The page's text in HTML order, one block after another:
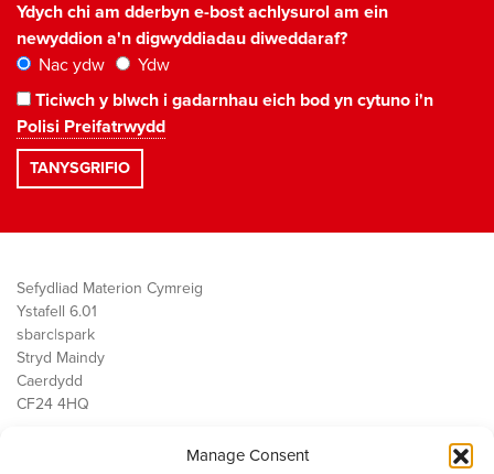
Manage Consent
Ydych chi am dderbyn e-bost achlysurol am ein
newyddion a'n digwyddiadau diweddaraf?
Nac ydw
Ydw
Ticiwch y blwch i gadarnhau eich bod yn cytuno i'n
Polisi Preifatrwydd
Sefydliad Materion Cymreig
Ystafell 6.01
sbarc|spark
Stryd Maindy
Caerdydd
CF24 4HQ